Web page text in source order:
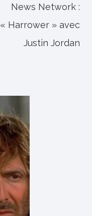
News Network :
« Harrower » avec
Justin Jordan